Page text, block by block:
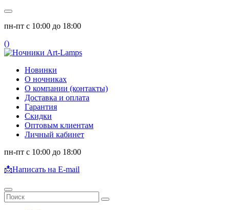
пн-пт с 10:00 до 18:00
()
Новинки
О ночниках
О компании (контакты)
Доставка и оплата
Гарантия
Скидки
Оптовым клиентам
Личный кабинет
пн-пт с 10:00 до 18:00
📩Написать на E-mail